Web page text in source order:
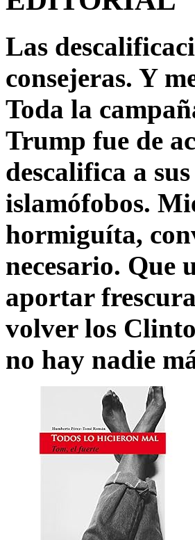
Las
consejeras. Y
Toda la
Trump fue de
descalifica a
islamófobos.
hormiguíta,
necesario. Que
aportar
volver los
no hay nadie